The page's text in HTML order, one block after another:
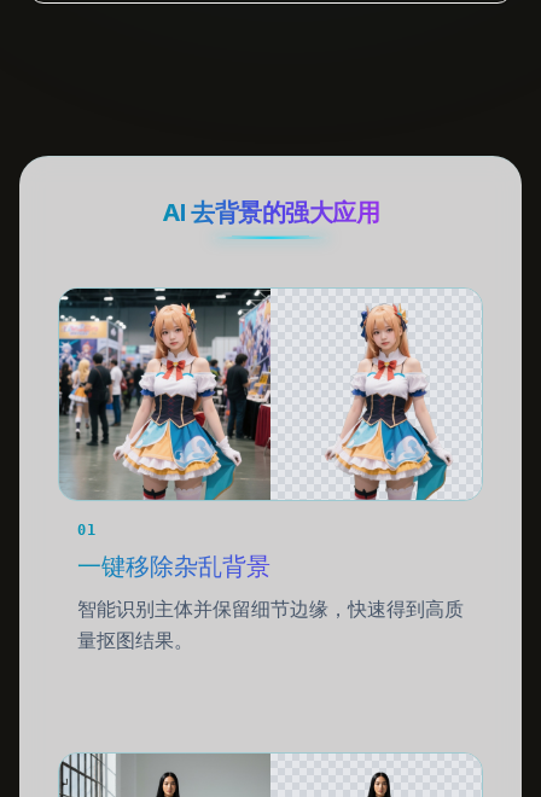
AI 去背景的强大应用
01
一键移除杂乱背景
智能识别主体并保留细节边缘，快速得到高质
量抠图结果。